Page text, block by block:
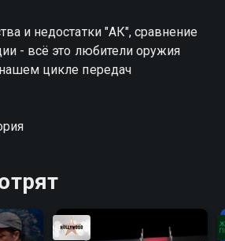
и недостатки "АК", сравнение
- всё это любители оружия
цикле передач